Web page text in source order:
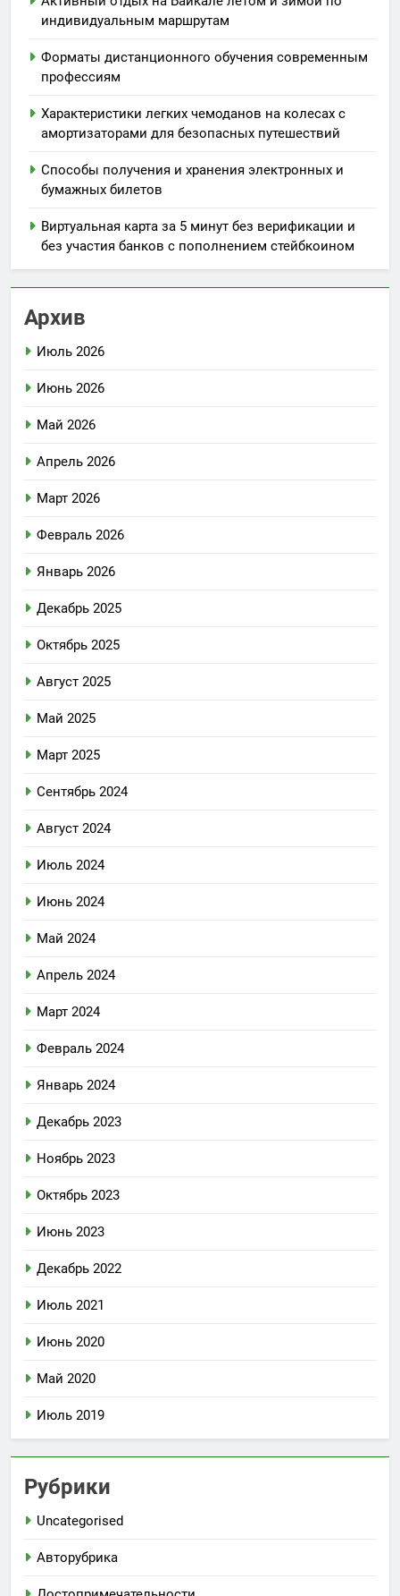
индивидуальным маршрутам
Форматы дистанционного обучения современным
профессиям
Характеристики легких чемоданов на колесах с
амортизаторами для безопасных путешествий
Способы получения и хранения электронных и
бумажных билетов
Виртуальная карта за 5 минут без верификации и
без участия банков с пополнением стейбкоином
Архив
Июль 2026
Июнь 2026
Май 2026
Апрель 2026
Март 2026
Февраль 2026
Январь 2026
Декабрь 2025
Октябрь 2025
Август 2025
Май 2025
Март 2025
Сентябрь 2024
Август 2024
Июль 2024
Июнь 2024
Май 2024
Апрель 2024
Март 2024
Февраль 2024
Январь 2024
Декабрь 2023
Ноябрь 2023
Октябрь 2023
Июнь 2023
Декабрь 2022
Июль 2021
Июнь 2020
Май 2020
Июль 2019
Рубрики
Uncategorised
Авторубрика